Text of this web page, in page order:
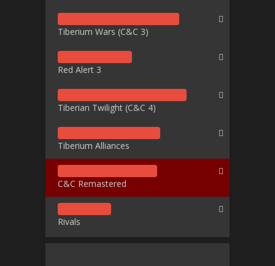
Tiberium Wars (C&C 3)
Red Alert 3
Tiberian Twilight (C&C 4)
Tiberium Alliances
C&C Remastered
Rivals